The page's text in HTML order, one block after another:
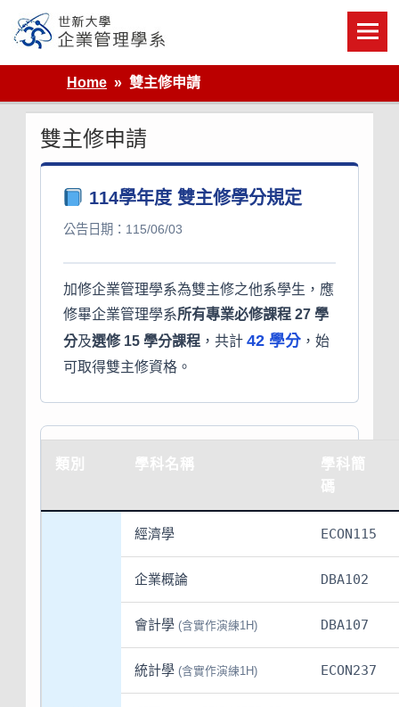
content
世新大學企業管理學系
Home
雙主修申請
雙主修申請
114學年度 雙主修學分規定
公告日期：115/06/03
加修企業管理學系為雙主修之他系學生，應
修畢企業管理學系所有專業必修課程 27 學
分及選修 15 學分課程，共計 42 學分，始
可取得雙主修資格。
類別 學科名稱
學科簡
碼
經濟學 ECON115
企業概論 DBA102
會計學 (含實作演練1H) DBA107
統計學 (含實作演練1H) ECON237